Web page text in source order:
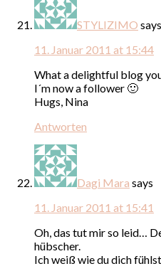
STYLIZIMO says
11. Januar 2011 at 15:44
What a delightful blog
I´m now a follower 🙂
Hugs, Nina
Antworten
Dagi Mara says
11. Januar 2011 at 15:41
Oh, das tut mir so leid…
hübscher.
Ich weiß wie du dich